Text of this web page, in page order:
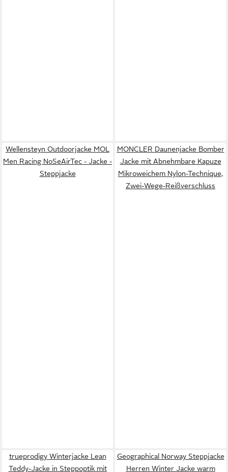
Wellensteyn Outdoorjacke MOL
Men Racing NoSeAirTec - Jacke -
Steppjacke
MONCLER Daunenjacke Bomber
Jacke mit Abnehmbare Kapuze
Mikroweichem Nylon-Technique,
Zwei-Wege-Reißverschluss
trueprodigy Winterjacke Lean
Teddy-Jacke in Steppoptik mit
Geographical Norway Steppjacke
Herren Winter Jacke warm